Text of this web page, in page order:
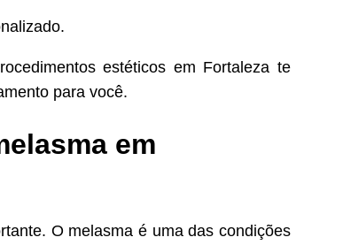
estéticos em Fortaleza te
para você.
em
O melasma é uma das condições